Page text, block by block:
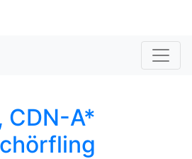
A*